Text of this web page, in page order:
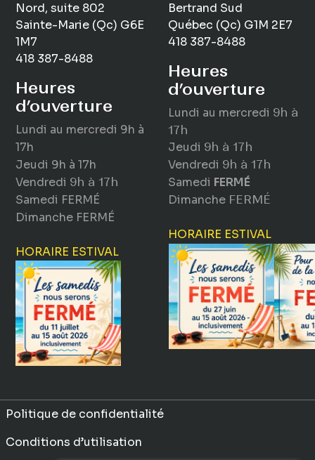
Nord, suite 802
Sainte-Marie (Qc) G6E
1M7
418 387-8488
Heures
d’ouverture
Lundi au mercredi 9h à
17h
Jeudi 9h à 17h
Vendredi 9h à 17h
Samedi FERMÉ
Dimanche FERMÉ
HORAIRE ESTIVAL
Bertrand Sud
Québec (Qc) G1M 2E7
418 387-8488
Heures
d’ouverture
Lundi au mercredi 9h à
17h
Jeudi 9h à 17h
Vendredi 9h à 17h
Samedi FERMÉ
Dimanche FERMÉ
HORAIRE ESTIVAL
Politique de confidentialité
Conditions d’utilisation